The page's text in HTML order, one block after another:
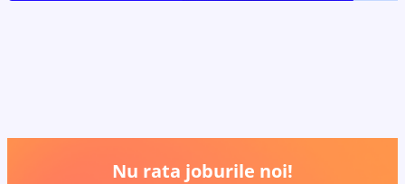
Nu rata joburile noi!